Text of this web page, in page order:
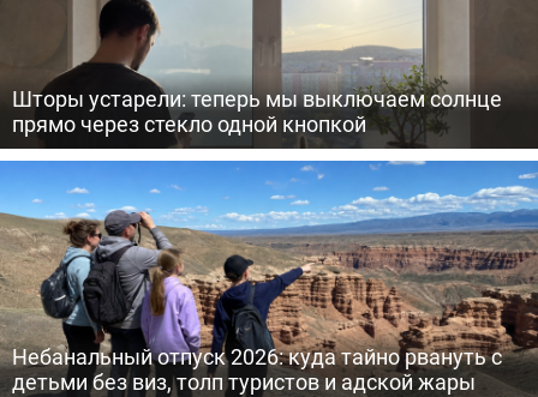
Шторы устарели: теперь мы выключаем солнце
прямо через стекло одной кнопкой
Небанальный отпуск 2026: куда тайно рвануть с
детьми без виз, толп туристов и адской жары